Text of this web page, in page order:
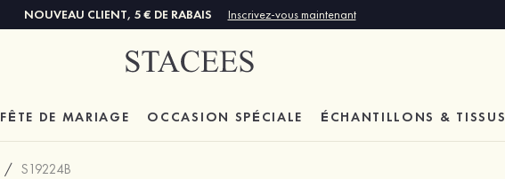
NOUVEAU CLIENT, 5 € DE RABAIS Inscrivez-vous maintenant
FÊTE DE MARIAGE OCCASION SPÉCIALE ÉCHANTILLONS & TISSUS
/ S19224B